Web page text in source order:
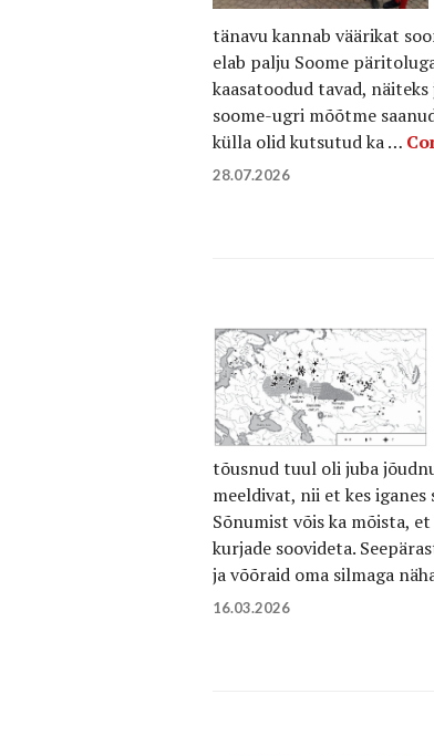
tänavu kannab väärikat
elab palju Soome
kaasatoodud tavad,
soome-ugri mõõtme
külla olid kutsutud ka …
28.07.2026
tõusnud tuul oli juba
meeldivat, nii et kes
Sõnumist võis ka mõista,
kurjade soovideta.
ja võõraid oma silmaga
16.03.2026